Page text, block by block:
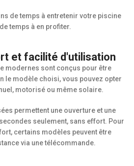
de temps à entretenir votre piscine
temps à en profiter.
et facilité d'utilisation
modernes sont conçus pour être
le modèle choisi, vous pouvez opter
motorisé ou même solaire.
permettent une ouverture et une
seulement, sans effort. Pour
certains modèles peuvent être
via une télécommande.